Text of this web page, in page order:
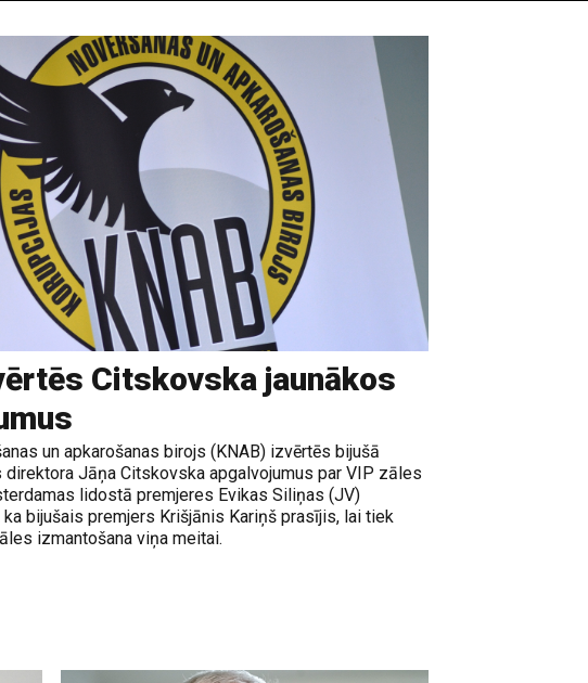
Citskovska jaunākos
un apkarošanas birojs (KNAB) izvērtēs bijušā
Jāņa Citskovska apgalvojumus par VIP zāles
lidostā premjeres Evikas Siliņas (JV)
bijušais premjers Krišjānis Kariņš prasījis, lai tiek
izmantošana viņa meitai.